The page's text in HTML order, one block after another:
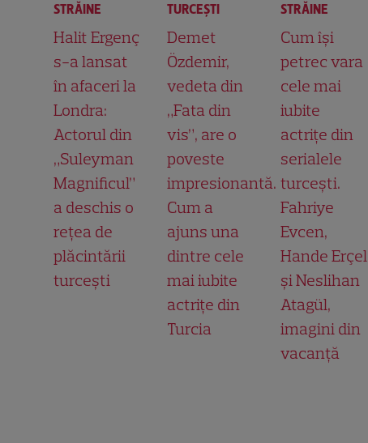
STRĂINE
Halit Ergenç
s-a lansat
în afaceri la
Londra:
Actorul din
„Suleyman
Magnificul”
a deschis o
rețea de
plăcintării
turcești
TURCEŞTI
Demet
Özdemir,
vedeta din
„Fata din
vis”, are o
poveste
impresionantă.
Cum a
ajuns una
dintre cele
mai iubite
actrițe din
Turcia
STRĂINE
Cum își
petrec vara
cele mai
iubite
actrițe din
serialele
turcești.
Fahriye
Evcen,
Hande Erçel
și Neslihan
Atagül,
imagini din
vacanță